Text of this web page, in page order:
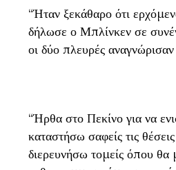
“Ήταν ξεκάθαρο ότι
δήλωσε ο Μπλίνκεν σε
οι δύο πλευρές
“Ήρθα στο Πεκίνο για να
καταστήσω σαφείς τις
διερευνήσω τομείς όπου